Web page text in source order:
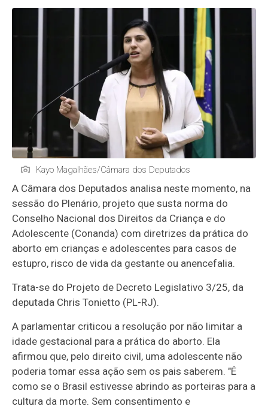
Kayo Magalhães/Câmara dos Deputados
A Câmara dos Deputados analisa neste momento, na
sessão do Plenário, projeto que susta norma do
Conselho Nacional dos Direitos da Criança e do
Adolescente (Conanda) com diretrizes da prática do
aborto em crianças e adolescentes para casos de
estupro, risco de vida da gestante ou anencefalia.
Trata-se do Projeto de Decreto Legislativo 3/25, da
deputada Chris Tonietto (PL-RJ).
A parlamentar criticou a resolução por não limitar a
idade gestacional para a prática do aborto. Ela
afirmou que, pelo direito civil, uma adolescente não
poderia tomar essa ação sem os pais saberem. "É
como se o Brasil estivesse abrindo as porteiras para a
cultura da morte. Sem consentimento e